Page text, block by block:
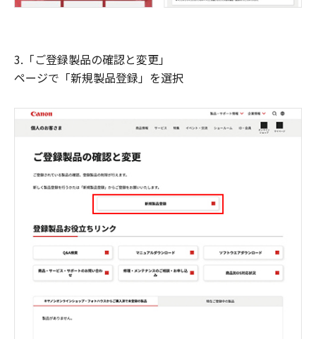
3.「ご登録製品の確認と変更」
ページで「新規製品登録」を選択